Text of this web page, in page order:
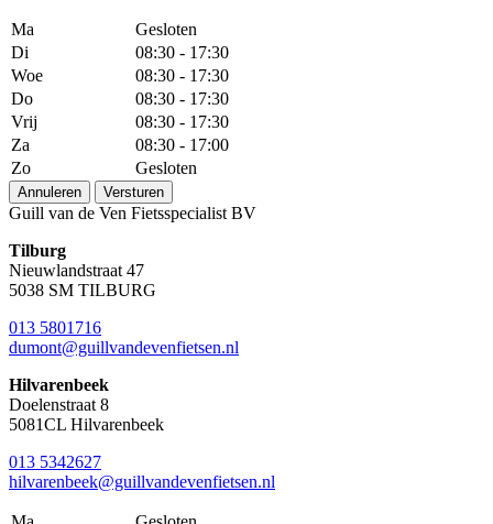
Ma
Gesloten
Di
08:30 - 17:30
Woe
08:30 - 17:30
Do
08:30 - 17:30
Vrij
08:30 - 17:30
Za
08:30 - 17:00
Zo
Gesloten
Annuleren Versturen
Guill van de Ven Fietsspecialist BV
Tilburg
Nieuwlandstraat 47
5038 SM TILBURG
013 5801716
dumont@guillvandevenfietsen.nl
Hilvarenbeek
Doelenstraat 8
5081CL Hilvarenbeek
013 5342627
hilvarenbeek@guillvandevenfietsen.nl